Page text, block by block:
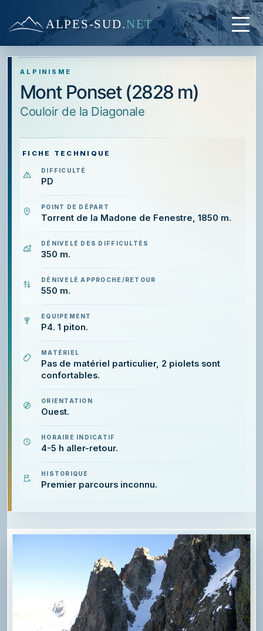
ALPES-SUD.NET
ALPINISME
Mont Ponset (2828 m)
couloir de la Diagonale
FICHE TECHNIQUE
DIFFICULTÉ
PD
POINT DE DÉPART
Torrent de la Madone de Fenestre, 1850 m.
DÉNIVELÉ DES DIFFICULTÉS
350 m.
DÉNIVELÉ APPROCHE/RETOUR
550 m.
EQUIPEMENT
P4. 1 piton.
MATÉRIEL
Pas de matériel particulier, 2 piolets sont
confortables.
ORIENTATION
Ouest.
HORAIRE INDICATIF
4-5 h aller-retour.
HISTORIQUE
Premier parcours inconnu.